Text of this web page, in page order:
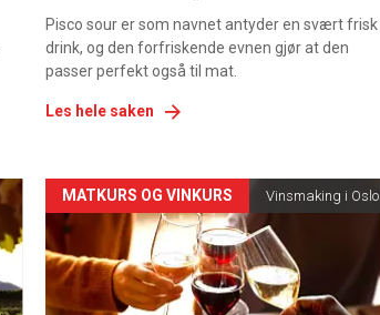
Pisco sour er som navnet antyder en svært frisk
drink, og den forfriskende evnen gjør at den
passer perfekt også til mat.
Les hele saken
Forsiden
akkurat
nå
MATKURS OG VINKURS Vinsmaking i Oslo